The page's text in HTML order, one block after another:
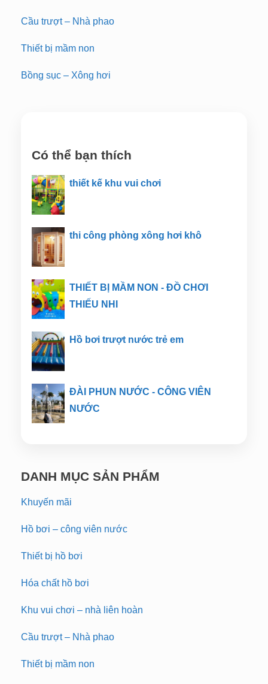
Cầu trượt – Nhà phao
Thiết bị mầm non
Bồng sục – Xông hơi
Có thể bạn thích
thiết kế khu vui chơi
thi công phòng xông hơi khô
THIẾT BỊ MẦM NON - ĐỒ CHƠI
THIẾU NHI
Hồ bơi trượt nước trẻ em
ĐÀI PHUN NƯỚC - CÔNG VIÊN
NƯỚC
DANH MỤC SẢN PHẨM
Khuyến mãi
Hồ bơi – công viên nước
Thiết bị hồ bơi
Hóa chất hồ bơi
Khu vui chơi – nhà liên hoàn
Cầu trượt – Nhà phao
Thiết bị mầm non